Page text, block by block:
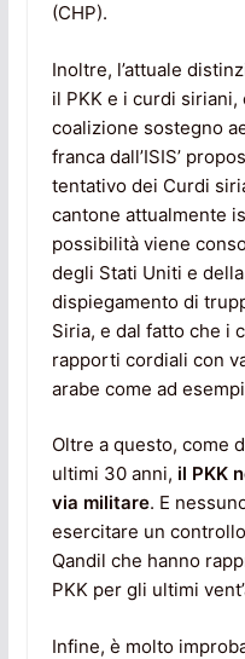
(CHP).
Inoltre, l’attuale
il PKK e i curdi
coalizione sostegno
franca dall’ISIS’
tentativo dei Curdi
cantone attualmente
possibilità viene
degli Stati Uniti e
dispiegamento di
Siria, e dal fatto che i
rapporti cordiali con
arabe come ad
Oltre a questo, come
ultimi 30 anni, il PKK
via militare. E
esercitare un
Qandil che hanno
PKK per gli ultimi
Infine, è molto